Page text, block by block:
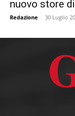
nuovo store
Redazione - 30 Luglio